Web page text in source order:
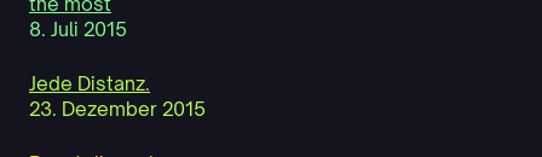
8. Juli 2015
Jede Distanz.
23. Dezember 2015